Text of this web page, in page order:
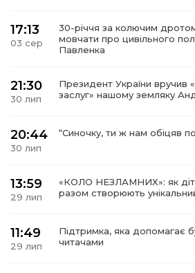
17:13
03 сер
30-річчя за колючим
мовчати про цивільного
Павленка
21:30
30 лип
Президент України вручив
заслуг» нашому земляку
20:44
30 лип
“Синочку, ти ж нам обіцяв
13:59
29 лип
«КОЛО НЕЗЛАМНИХ»: як
разом створюють
11:49
29 лип
Підтримка, яка допомагає
читачами